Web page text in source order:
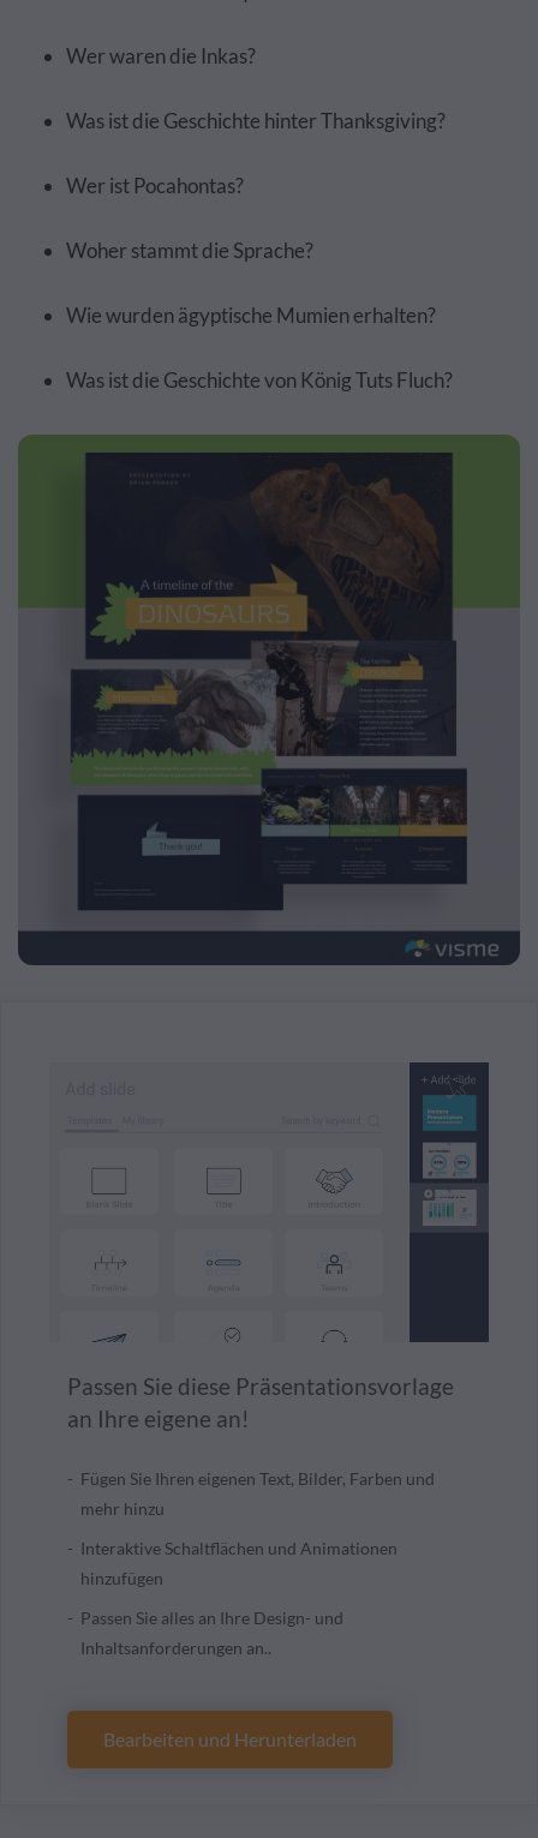
Wer waren die Inkas?
Was ist die Geschichte hinter Thanksgiving?
Wer ist Pocahontas?
Woher stammt die Sprache?
Wie wurden ägyptische Mumien erhalten?
Was ist die Geschichte von König Tuts Fluch?
Passen Sie diese Präsentationsvorlage
an Ihre eigene an!
Fügen Sie Ihren eigenen Text, Bilder, Farben und
mehr hinzu
Interaktive Schaltflächen und Animationen
hinzufügen
Passen Sie alles an Ihre Design- und
Inhaltsanforderungen an..
Bearbeiten und Herunterladen